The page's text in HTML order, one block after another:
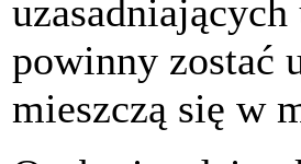
powinny zostać
mieszczą się w